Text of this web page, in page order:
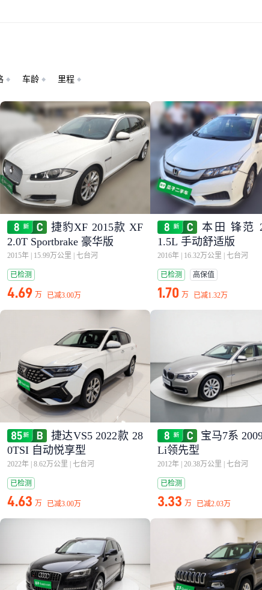
车龄 里程
捷豹XF 2015款 XF
2.0T Sportbrake 豪华版
2015年 15.99万公里 七台河
已检测
4.69 万 已减3.00万
本田 锋范
1.5L 手动舒适版
2016年 16.32万公里 七台河
已检测 高保值
1.70 万 已减1.32万
捷达VS5 2022款 28
0TSI 自动悦享型
2022年 8.62万公里 七台河
已检测
4.63 万 已减3.00万
宝马7系
Li领先型
2012年 20.38万公里 七台河
已检测
3.33 万 已减2.03万